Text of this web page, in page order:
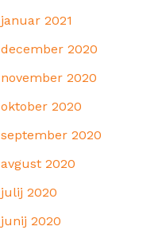
januar 2021
december 2020
november 2020
oktober 2020
september 2020
avgust 2020
julij 2020
junij 2020